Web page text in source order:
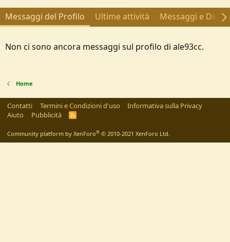
Messaggi del Profilo Ultime attività Messaggi e
Non ci sono ancora messaggi sul profilo di ale93cc.
Home
Contatti Termini e Condizioni d'uso
Informativa sulla Privacy
Aiuto
Pubblicità
R
Community platform by XenForo® © 2010-2021 XenForo Ltd.